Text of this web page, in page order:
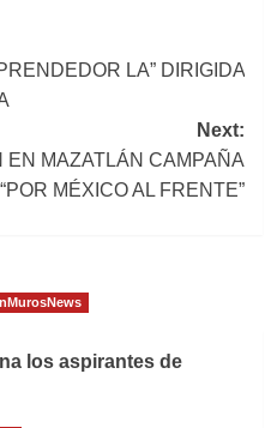
LA” DIRIGIDA
Next:
EN MAZATLÁN CAMPAÑA
MÉXICO AL FRENTE”
los aspirantes de